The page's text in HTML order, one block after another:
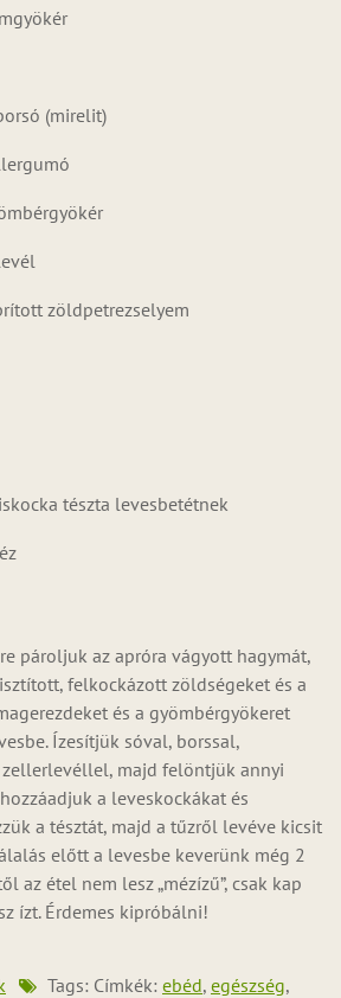
(mirelit)
zöldpetrezselyem
tészta levesbetétnek
pároljuk az apróra vágyott hagymát,
felkockázott zöldségeket és a
és a gyömbérgyökeret
Ízesítjük sóval, borssal,
majd felöntjük annyi
a leveskockákat és
a tésztát, majd a tűzről levéve kicsit
előtt a levesbe keverünk még 2
az étel nem lesz „mézízű”, csak kap
ízt. Érdemes kipróbálni!
Tags: Címkék: ebéd, egészség,